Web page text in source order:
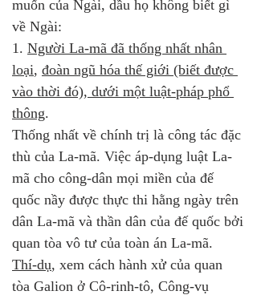
muốn của Ngài, dầu họ không biết gì
về Ngài:
1. Người La-mã đã thống nhất nhân
loại, đoàn ngũ hóa thế giới (biết được
vào thời đó), dưới một luật-pháp phổ
thông.
Thống nhất về chính trị là công tác đặc
thù của La-mã. Việc áp-dụng luật La-
mã cho công-dân mọi miền của đế
quốc nầy được thực thi hằng ngày trên
dân La-mã và thần dân của đế quốc bởi
quan tòa vô tư của toàn án La-mã.
Thí-dụ, xem cách hành xử của quan
tòa Galion ở Cô-rinh-tô, Công-vụ